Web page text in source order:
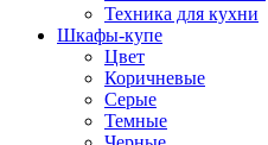
Техника для кухни
Шкафы-купе
Цвет
Коричневые
Серые
Темные